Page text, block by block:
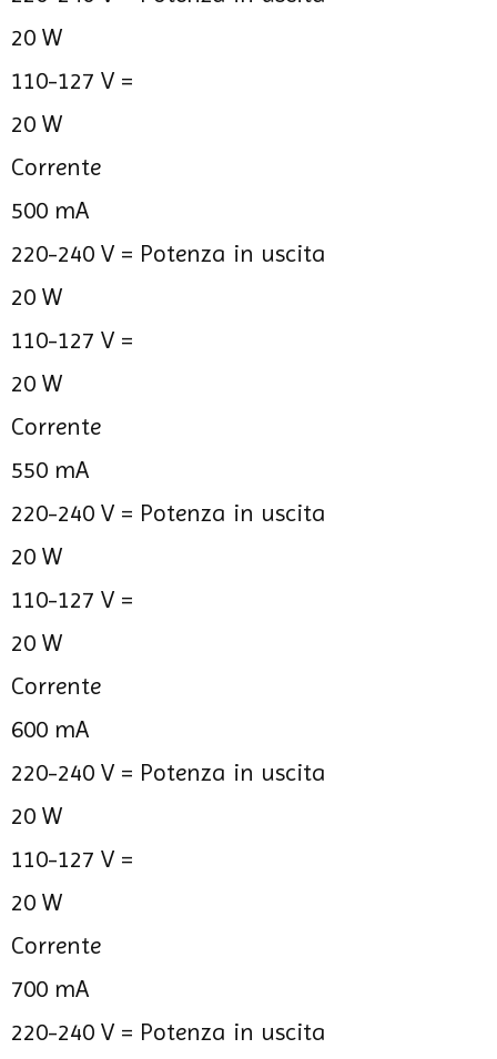
20 W
110-127 V =
20 W
Corrente
500 mA
220-240 V = Potenza in uscita
20 W
110-127 V =
20 W
Corrente
550 mA
220-240 V = Potenza in uscita
20 W
110-127 V =
20 W
Corrente
600 mA
220-240 V = Potenza in uscita
20 W
110-127 V =
20 W
Corrente
700 mA
220-240 V = Potenza in uscita